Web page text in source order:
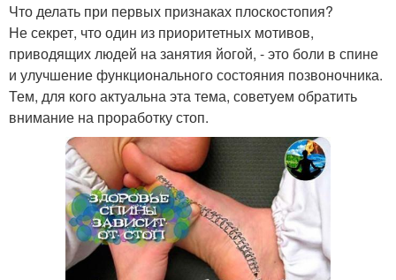
Что делать при первых признаках плоскостопия?
Не секрет, что один из приоритетных мотивов,
приводящих людей на занятия йогой, - это боли в спине
и улучшение функционального состояния позвоночника.
Тем, для кого актуальна эта тема, советуем обратить
внимание на проработку стоп.